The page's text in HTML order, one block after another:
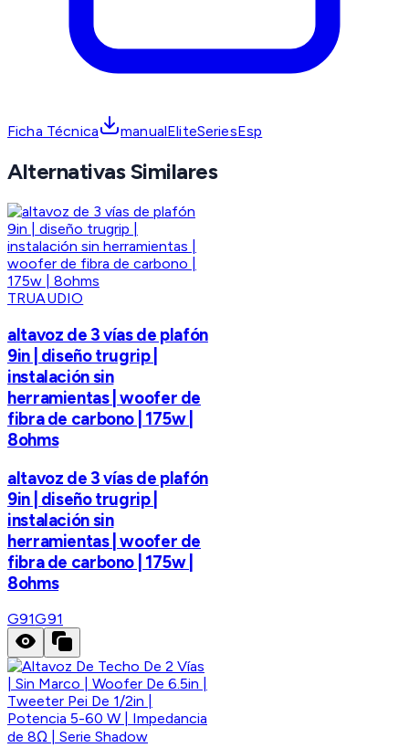
Ficha Técnica manualEliteSeriesEsp
Alternativas Similares
TRUAUDIO
altavoz de 3 vías de plafón
9in | diseño trugrip |
instalación sin
herramientas | woofer de
fibra de carbono | 175w |
8ohms
altavoz de 3 vías de plafón
9in | diseño trugrip |
instalación sin
herramientas | woofer de
fibra de carbono | 175w |
8ohms
G91G91